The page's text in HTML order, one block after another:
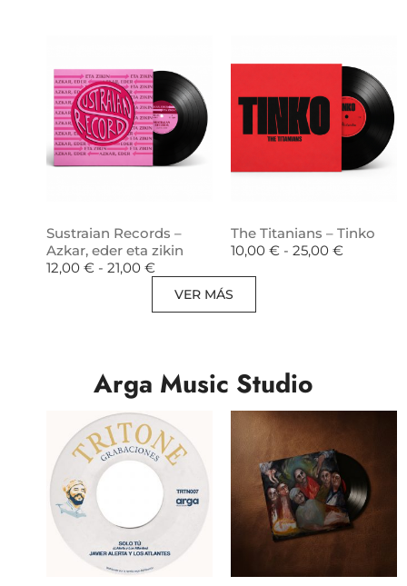
Sustraian Records –
Azkar, eder eta zikin
12,00 € - 21,00 €
The Titanians – Tinko
10,00 € - 25,00 €
VER MÁS
Arga Music Studio